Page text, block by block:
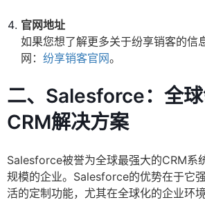
官网地址
如果您想了解更多关于纷享销客的信
网： 纷享销客官网。
二、Salesforce：全
CRM解决方案
Salesforce被誉为全球最强大的CRM系
规模的企业。Salesforce的优势在于它
活的定制功能，尤其在全球化的企业环